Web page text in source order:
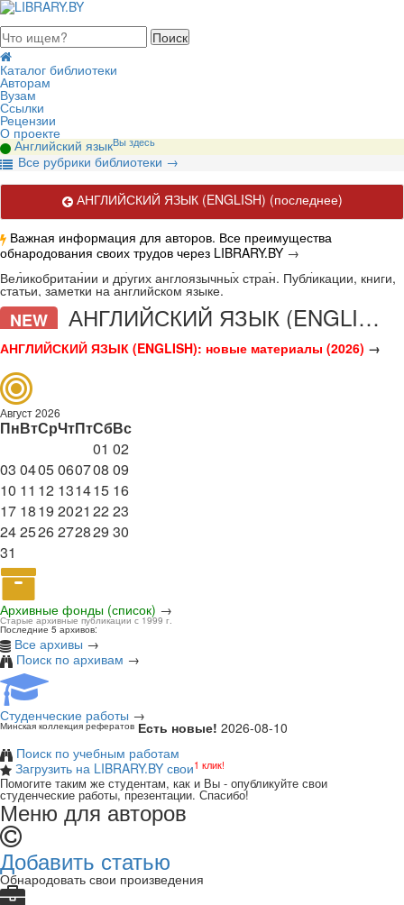
2026, понедельник
Каталог библиотеки
Авторам
Вузам
Ссылки
Рецензии
О проекте
Английский языкВы здесь
Все рубрики библиотеки →
АНГЛИЙСКИЙ ЯЗЫК (ENGLISH) (последнее)
Важная информация для авторов. Все преимущества
обнародования своих трудов через LIBRARY.BY →
Актуальные публикации по английскому языку. История
Великобритании и других англоязычных стран. Публикации, книги,
статьи, заметки на английском языке.
NEW АНГЛИЙСКИЙ ЯЗЫК (ENGLISH)
АНГЛИЙСКИЙ ЯЗЫК (ENGLISH): новые материалы (2026) →
Август 2026
ПнВтСрЧтПтСбВс
01 02
03 0405060708 09
10 11 12 131415 16
17 1819 2021 2223
242526272829 30
31
Архивные фонды (список) →
Старые архивные публикации с 1999 г.
Последние 5 архивов:
Все архивы →
Поиск по архивам →
Студенческие работы →
Минская коллекция рефератов Есть новые! 2026-08-10
Поиск по учебным работам
Загрузить на LIBRARY.BY свои1 клик!
Помогите таким же студентам, как и Вы - опубликуйте свои
студенческие работы, презентации. Спасибо!
Меню для авторов
Добавить статью
Обнародовать свои произведения